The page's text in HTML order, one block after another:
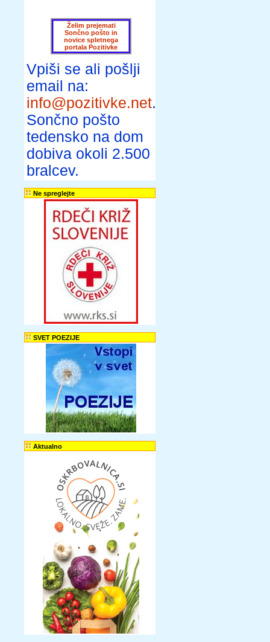
Želim prejemati
Sončno pošto in
novice spletnega
portala Pozitivke
Vpiši se ali pošlji
email na:
info@pozitivke.net.
Sončno pošto
tedensko na dom
dobiva okoli 2.500
bralcev.
Ne spreglejte
SVET POEZIJE
Aktualno